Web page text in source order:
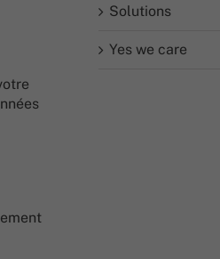
Solutions
Yes we care